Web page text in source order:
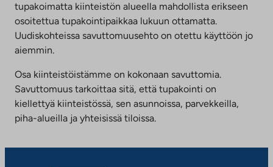
tupakoimatta kiinteistön alueella mahdollista erikseen
osoitettua tupakointipaikkaa lukuun ottamatta.
Uudiskohteissa savuttomuusehto on otettu käyttöön jo
aiemmin.
Osa kiinteistöistämme on kokonaan savuttomia.
Savuttomuus tarkoittaa sitä, että tupakointi on
kiellettyä kiinteistössä, sen asunnoissa, parvekkeilla,
piha-alueilla ja yhteisissä tiloissa.